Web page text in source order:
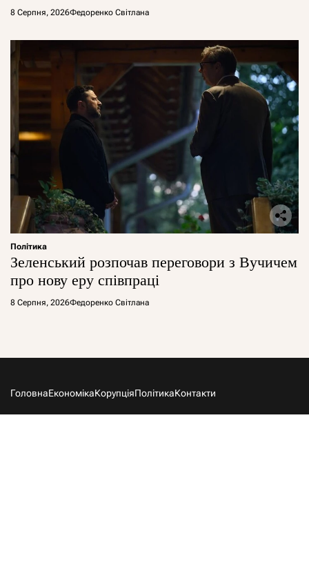
8 Серпня, 2026Федоренко Світлана
Політика
Зеленський розпочав переговори з Вучичем
про нову еру співпраці
8 Серпня, 2026Федоренко Світлана
ГоловнаЕкономікаКорупціяПолітикаКонтакти